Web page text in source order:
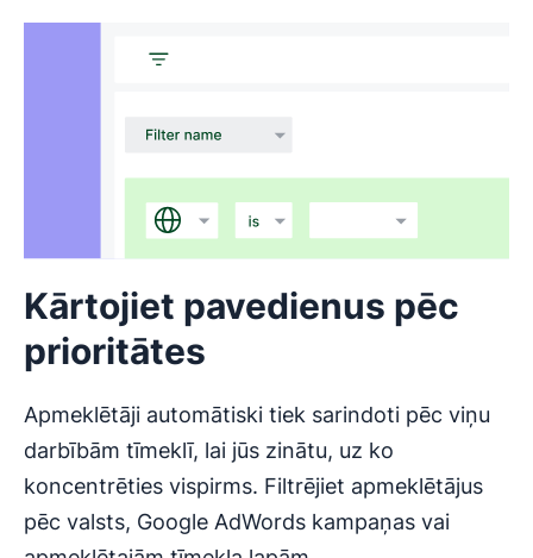
Kārtojiet pavedienus pēc
prioritātes
Apmeklētāji automātiski tiek sarindoti pēc viņu
darbībām tīmeklī, lai jūs zinātu, uz ko
koncentrēties vispirms. Filtrējiet apmeklētājus
pēc valsts, Google AdWords kampaņas vai